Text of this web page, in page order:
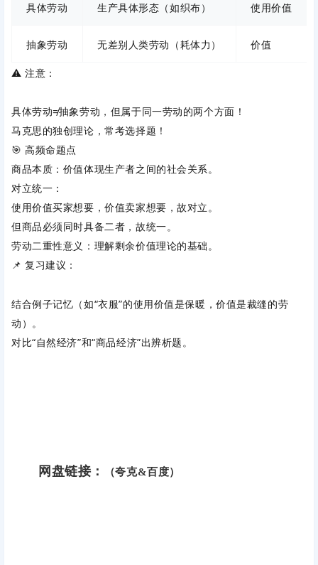
具体劳动 生产具体形态（如织布） 使用价值
抽象劳动 无差别人类劳动（耗体力） 价值
⚠️ 注意 ：
具体劳动≠抽象劳动，但属于同一劳动的两个方面！
马克思的独创理论，常考选择题！
🎯 高频命题点
商品本质 ：价值体现生产者之间的社会关系。
对立统一 ：
使用价值买家想要，价值卖家想要，故对立。
但商品必须同时具备二者，故统一。
劳动二重性意义 ：理解剩余价值理论的基础。
📌 复习建议 ：
结合例子记忆（如“衣服”的使用价值是保暖，价值是裁缝的劳
动）。
对比“自然经济”和“商品经济”出辨析题。
网盘链接： （夸克&百度）